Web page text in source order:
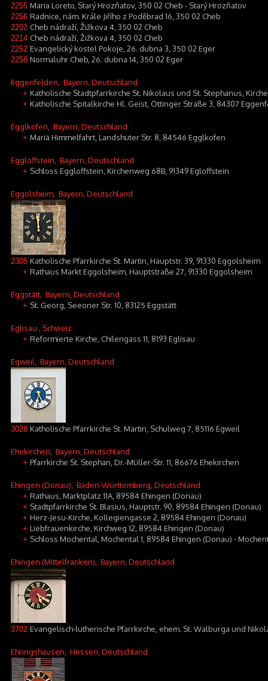
2255 Maria Loreto, Starý Hrozňatov, 350 02 Cheb - Starý Hrozňatov
2256 Radnice, nám. Krále Jiřího z Poděbrad 16, 350 02 Cheb
2202 Cheb nádraží, Žižkova 4, 350 02 Cheb
2214 Cheb nádraží, Žižkova 4, 350 02 Cheb
2252 Evangelický kostel Pokoje, 26. dubna 3, 350 02 Eger
2258 Normaluhr Cheb, 26. dubna 14, 350 02 Eger
Eggenfelden , Bayern, Deutschland
+ Katholische Stadtpfarrkirche St. Nikolaus und St. Stephanus,
+ Katholische Spitalkirche Hl. Geist, Öttinger Straße 3, 84307
Egglkofen , Bayern, Deutschland
+ Mariä Himmelfahrt, Landshuter Str. 8, 84546 Egglkofen
Eggloffstein , Bayern, Deutschland
+ Schloss Eggloffstein, Kirchenweg 68B, 91349 Egloffstein
Eggolsheim , Bayern, Deutschland
2305 Katholische Pfarrkirche St. Martin, Hauptstr. 39, 91330 Eggolsheim
+ Rathaus Markt Eggolsheim, Hauptstraße 27, 91330 Eggolsheim
Eggstätt , Bayern, Deutschland
+ St. Georg, Seeoner Str. 10, 83125 Eggstätt
Eglisau , Schweiz
+ Reformierte Kirche, Chilengass 11, 8193 Eglisau
Egweil , Bayern, Deutschland
3028 Katholische Pfarrkirche St. Martin, Schulweg 7, 85116 Egweil
Ehekirchen , Bayern, Deutschland
+ Pfarrkirche St. Stephan, Dr.-Müller-Str. 11, 86676 Ehekirchen
Ehingen (Donau) , Baden-Württemberg, Deutschland
+ Rathaus, Marktplatz 11A, 89584 Ehingen (Donau)
+ Stadtpfarrkirche St. Blasius, Hauptstr. 90, 89584 Ehingen (Donau)
+ Herz-Jesu-Kirche, Kollegiengasse 2, 89584 Ehingen (Donau)
+ Liebfrauenkirche, Kirchweg 12, 89584 Ehingen (Donau)
+ Schloss Mochental, Mochental 1, 89584 Ehingen (Donau) -
Ehingen (Mittelfranken) , Bayern, Deutschland
3702 Evangelisch-lutherische Pfarrkirche, ehem. St. Walburga und
Ehringshausen , Hessen, Deutschland